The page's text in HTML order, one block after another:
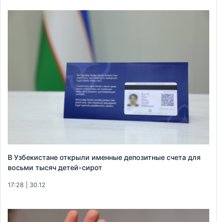
В Узбекистане открыли именные депозитные счета для
восьми тысяч детей-сирот
17:28 | 30.12